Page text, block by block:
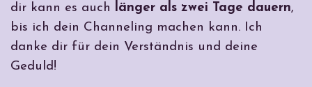
dir kann es auch länger als zwei Tage dauern,
bis ich dein Channeling machen kann. Ich
danke dir für dein Verständnis und deine
Geduld!